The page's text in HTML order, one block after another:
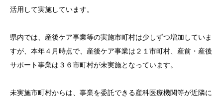
活用して実施しています。
県内では、産後ケア事業等の実施市町村は少しずつ増加していま
すが、本年４月時点で、産後ケア事業は２１市町村、産前・産後
サポート事業は３６市町村が未実施となっています。
未実施市町村からは、事業を委託できる産科医療機関等が近隣に